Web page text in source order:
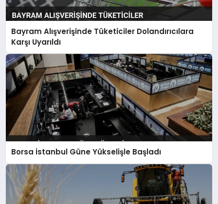
Bayram Alışverişinde Tüketiciler Dolandırıcılara
Karşı Uyarıldı
Borsa İstanbul Güne Yükselişle Başladı